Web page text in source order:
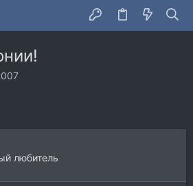
любитель